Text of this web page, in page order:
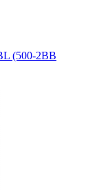
(500-2BB